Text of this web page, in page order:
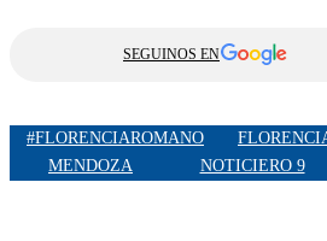
SEGUINOS EN
#FLORENCIAROMANO
MENDOZA
NOTICIERO 9